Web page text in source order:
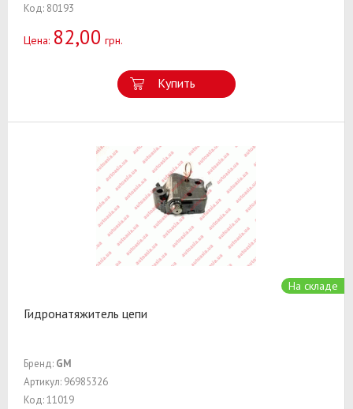
Код: 80193
Цена: 82,00 грн.
Купить
На складе
Гидронатяжитель цепи
Бренд: GM
Артикул: 96985326
Код: 11019